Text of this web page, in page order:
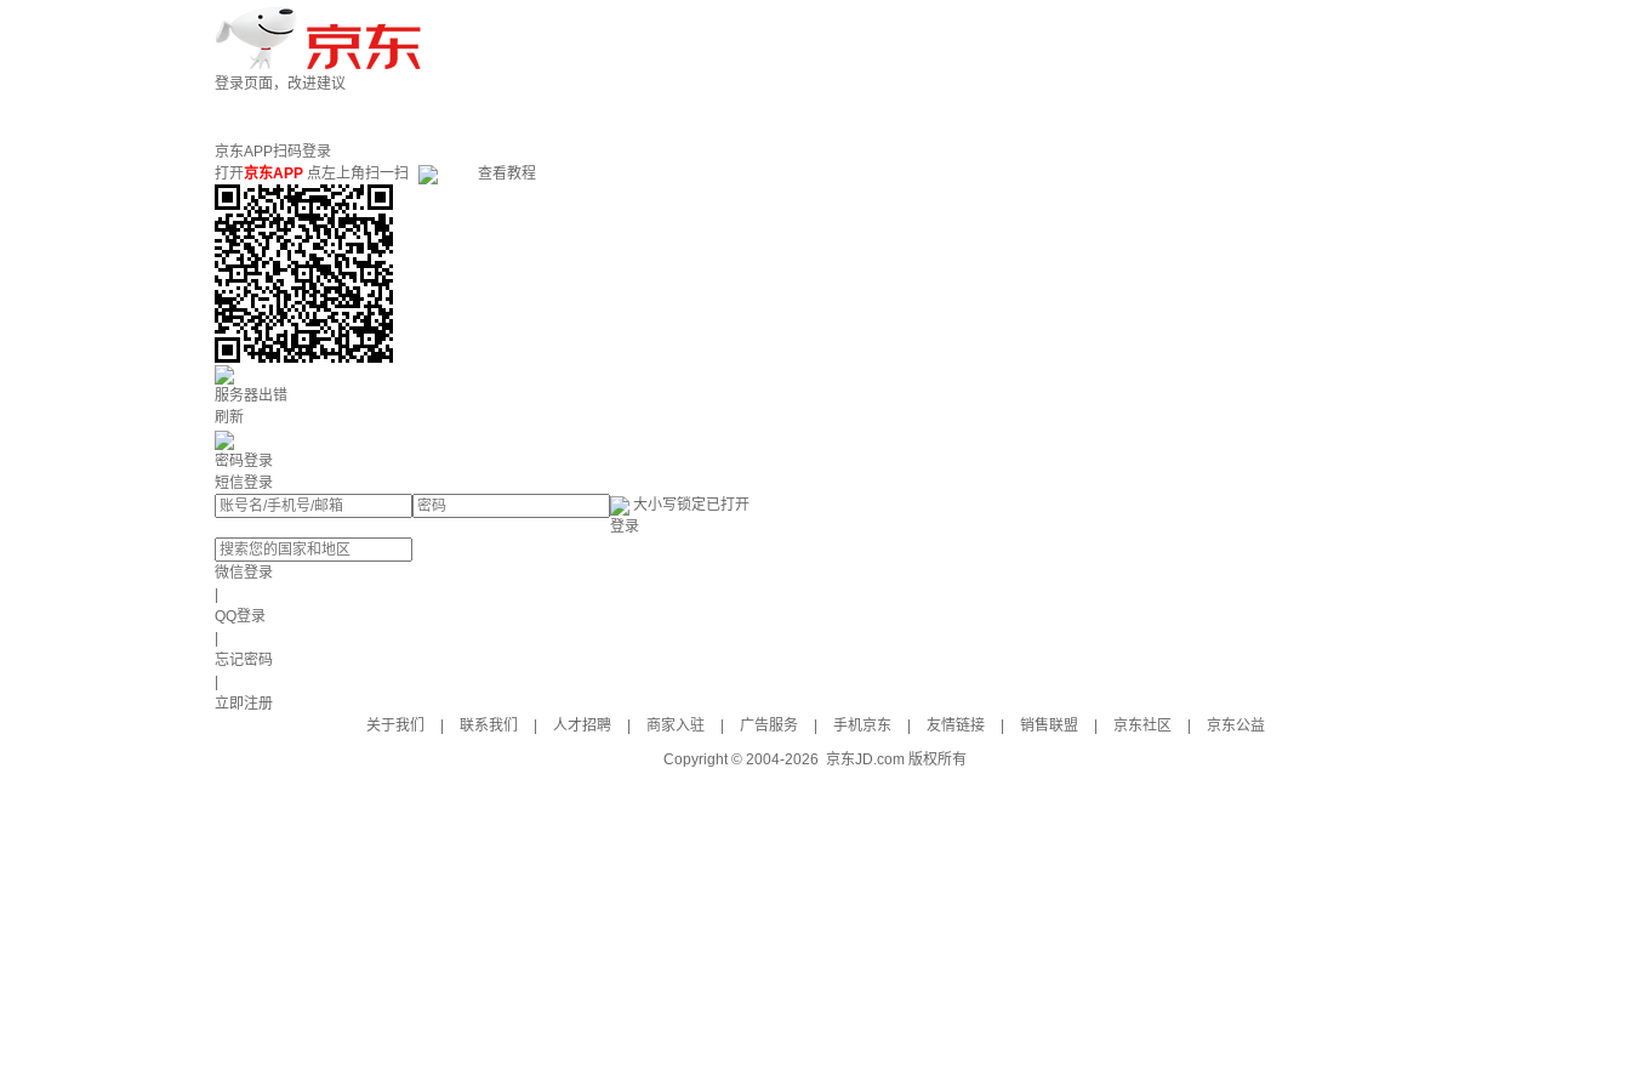
登录页面，改进建议
京东APP扫码登录
打开京东APP 点左上角扫一扫 查看教程
服务器出错
刷新
密码登录
短信登录
大小写锁定已打开
登录
微信登录
QQ登录
忘记密码
立即注册
关于我们
联系我们 人才招聘 商家入驻 广告服务 手机京东 友情链接 销售联盟 京东社区
京东公益
Copyright © 2004-2026 京东JD.com 版权所有